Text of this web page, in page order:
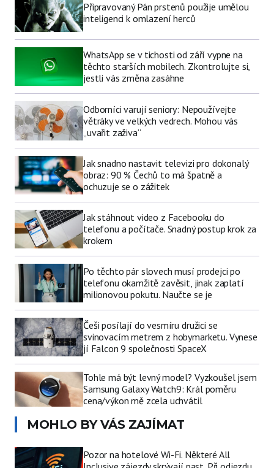
Připravovaný Pán prstenů použije umělou
inteligenci k omlazení herců
WhatsApp se v tichosti od září vypne na
těchto starších mobilech. Zkontrolujte si,
jestli vás změna zasáhne
Odborníci varují seniory: Nepoužívejte
větráky ve velkých vedrech. Mohou vás
„uvařit zaživa“
Jak snadno nastavit televizi pro dokonalý
obraz: 90 % Čechů to má špatně a
ochuzuje se o zážitek
Jak stáhnout video z Facebooku do
telefonu a počítače. Snadný postup krok za
krokem
Po těchto pár slovech musí prodejci po
telefonu okamžitě zavěsit, jinak zaplatí
milionovou pokutu. Naučte se je
Češi posílají do vesmíru družici se
svinovacím metrem z hobymarketu. Vynese
jí Falcon 9 společnosti SpaceX
Tohle má být levný model? Vyzkoušel jsem
Samsung Galaxy Watch9: Král poměru
cena/výkon mě zcela uchvátil
MOHLO BY VÁS ZAJÍMAT
Pozor na hotelové Wi-Fi. Některé All